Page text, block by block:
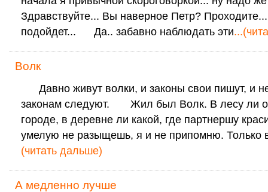
Здравствуйте... Вы наверное Петр?
подойдет... Да.. забавно наблюдать эти
Волк
Давно живут волки, и законы свои пишут, и
законам следуют. Жил был Волк. В лесу ли
городе, в деревне ли какой, где партнершу
умелую не разыщешь, я и не припомню. Только
(читать дальше)
А медленно лучше